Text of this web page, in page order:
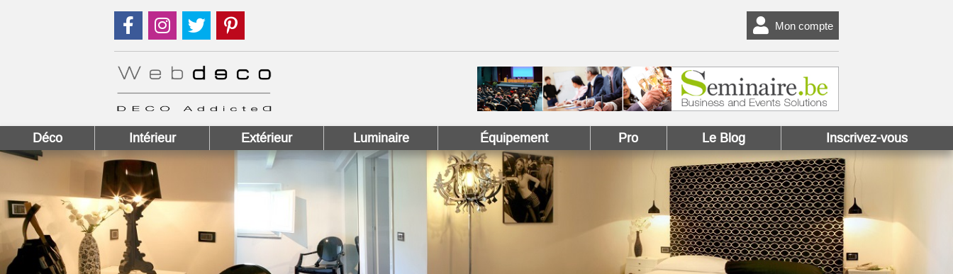
Suivez nous sur Facebook !
Suivez nous sur Instagram !
Suivez nous sur Twitter ! Mon compte
Déco Intérieur Extérieur Luminaire Équipement Pro Le Blog Inscrivez-vous